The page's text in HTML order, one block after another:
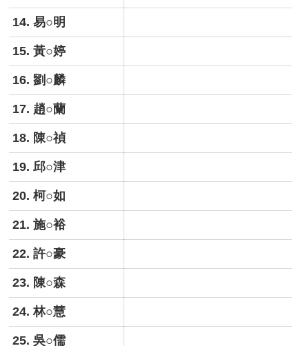
14. 易○明
15. 黃○婷
16. 劉○麟
17. 趙○蘭
18. 陳○禎
19. 邱○津
20. 柯○如
21. 施○裕
22. 許○豪
23. 陳○森
24. 林○慧
25. 吳○儒